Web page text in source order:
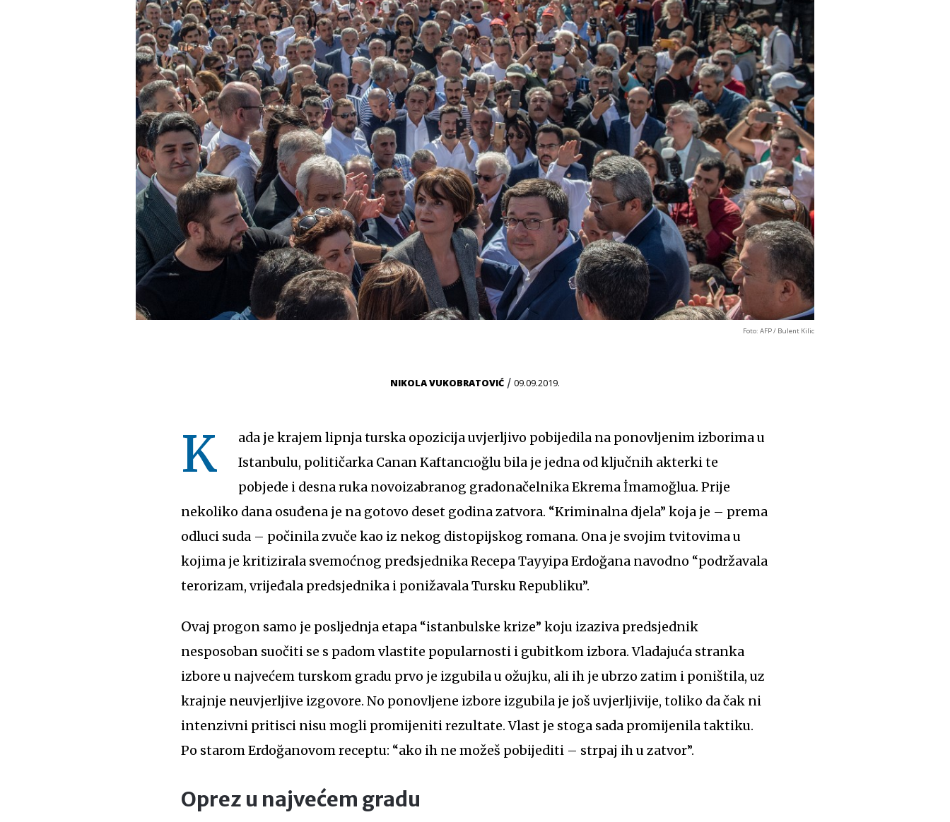
Foto: AFP / Bulent Kilic
NIKOLA VUKOBRATOVIĆ / 09.09.2019.
K
ada je krajem lipnja turska opozicija uvjerljivo pobijedila na ponovljenim izborima u
Istanbulu, političarka Canan Kaftancıoğlu bila je jedna od ključnih akterki te
pobjede i desna ruka novoizabranog gradonačelnika Ekrema İmamoğlua. Prije
nekoliko dana osuđena je na gotovo deset godina zatvora. “Kriminalna djela” koja je – prema
odluci suda – počinila zvuče kao iz nekog distopijskog romana. Ona je svojim tvitovima u
kojima je kritizirala svemoćnog predsjednika Recepa Tayyipa Erdoğana navodno “podržavala
terorizam, vrijeđala predsjednika i ponižavala Tursku Republiku”.
Ovaj progon samo je posljednja etapa “istanbulske krize” koju izaziva predsjednik
nesposoban suočiti se s padom vlastite popularnosti i gubitkom izbora. Vladajuća stranka
izbore u najvećem turskom gradu prvo je izgubila u ožujku, ali ih je ubrzo zatim i poništila, uz
krajnje neuvjerljive izgovore. No ponovljene izbore izgubila je još uvjerljivije, toliko da čak ni
intenzivni pritisci nisu mogli promijeniti rezultate. Vlast je stoga sada promijenila taktiku.
Po starom Erdoğanovom receptu: “ako ih ne možeš pobijediti – strpaj ih u zatvor”.
Oprez u najvećem gradu